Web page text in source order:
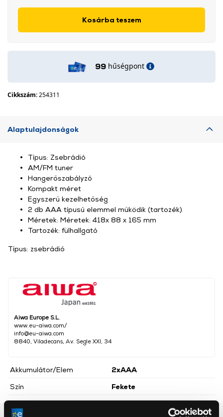
Kosárba teszem
99 hűségpont
Cikkszám:254311
Alaptulajdonságok
Aiwa Europe S.L.
www.eu-aiwa.com/
info@eu-aiwa.com
8840, Viladecans, Av. Segle XXI, 34
Akkumulátor/Elem
2xAAA
Szín
Fekete
Típus: Zsebrádió
AM/FM tuner
Hangerőszabályzó
Kompakt méret
Egyszerű kezelhetőség
2 db AAA típusú elemmel működik (tartozék)
Méretek: Méretek: 418x 88 x 165 mm
Tartozék: fülhallgató
Típus: zsebrádió